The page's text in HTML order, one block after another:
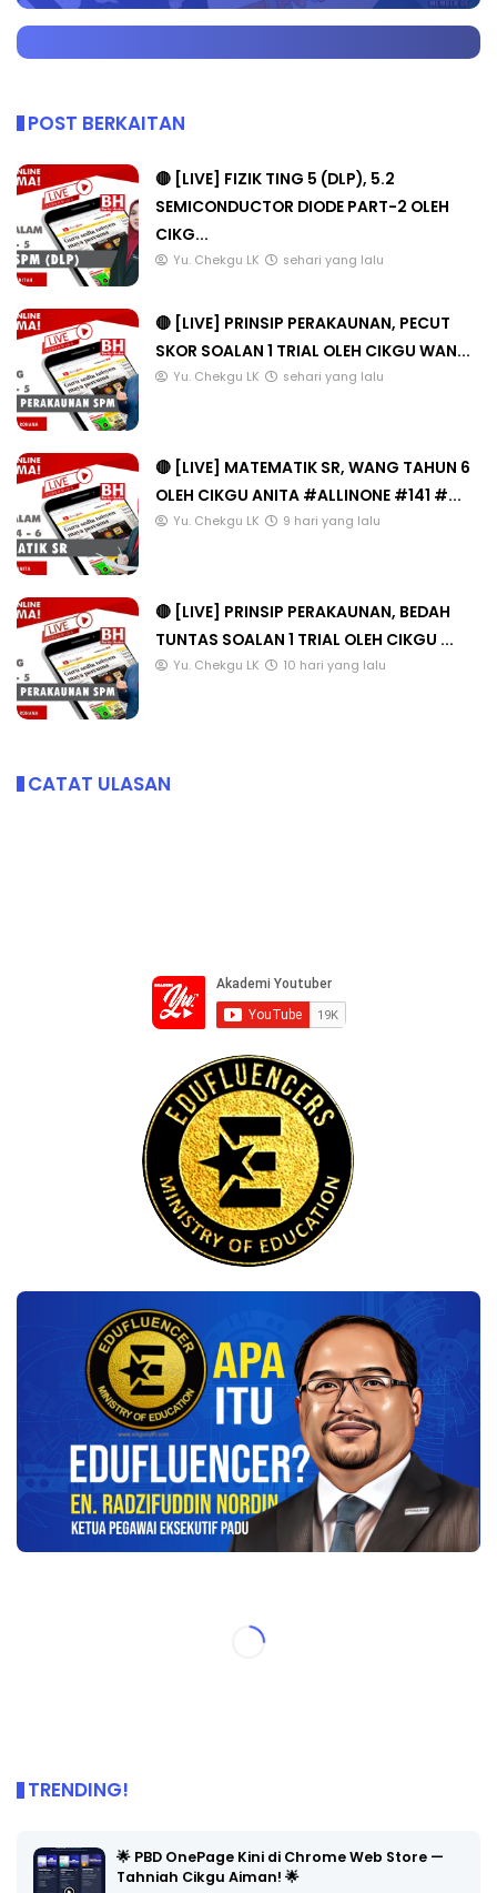
POST BERKAITAN
🔴 [LIVE] FIZIK TING 5 (DLP), 5.2
SEMICONDUCTOR DIODE PART-2 OLEH
CIKG...
Yu. Chekgu LK sehari yang lalu
🔴 [LIVE] PRINSIP PERAKAUNAN, PECUT
SKOR SOALAN 1 TRIAL OLEH CIKGU WAN...
Yu. Chekgu LK sehari yang lalu
🔴 [LIVE] MATEMATIK SR, WANG TAHUN 6
OLEH CIKGU ANITA #ALLINONE #141 #...
Yu. Chekgu LK 9 hari yang lalu
🔴 [LIVE] PRINSIP PERAKAUNAN, BEDAH
TUNTAS SOALAN 1 TRIAL OLEH CIKGU ...
Yu. Chekgu LK 10 hari yang lalu
CATAT ULASAN
TRENDING!
🌟 PBD OnePage Kini di Chrome Web Store —
Tahniah Cikgu Aiman! 🌟